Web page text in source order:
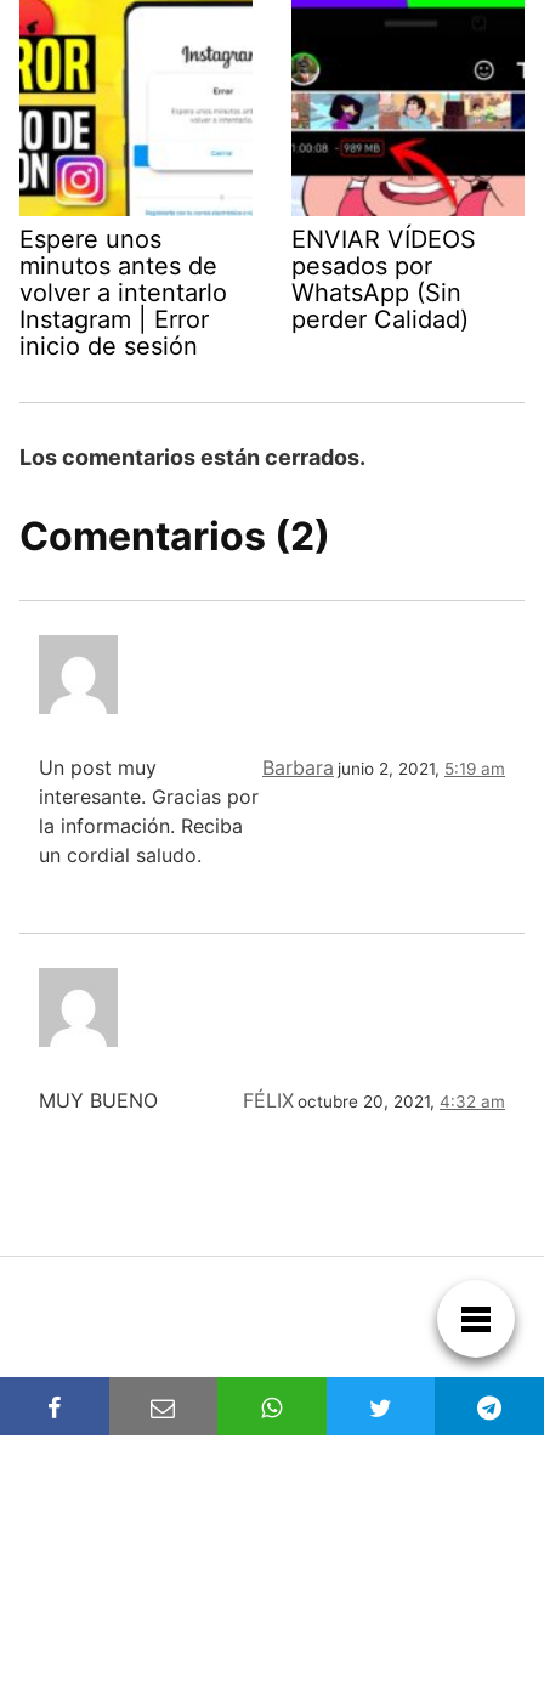
Espere unos
minutos antes de
volver a intentarlo
Instagram | Error
inicio de sesión
ENVIAR VÍDEOS
pesados por
WhatsApp (Sin
perder Calidad)
Los comentarios están cerrados.
Comentarios (2)
Barbara junio 2, 2021, 5:19 am
Un post muy
interesante. Gracias por
la información. Reciba
un cordial saludo.
FÉLIXoctubre 20, 2021, 4:32 am
MUY BUENO
Aviso Legal.
Políticas de Privacidad.